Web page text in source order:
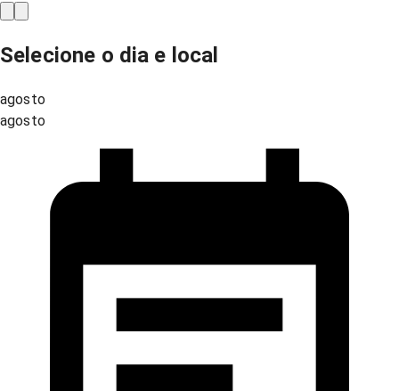
Selecione o dia e local
agosto
agosto